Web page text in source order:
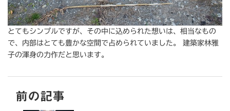
とてもシンプルですが、その中に込められた想いは、相当なもの
で、内部はとても豊かな空間で占められていました。 建築家林雅
子の渾身の力作だと思います。
前の記事